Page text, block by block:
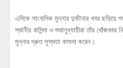
এদিকে সাংবাদিক মুন্নার দুর্ঘটনার খবর ছড়িয়ে
স্থানীয় বাসিন্দা ও শুভানুধ্যায়ীরা তাঁর
মুন্নার দ্রুত সুস্থতা কামনা করেন।